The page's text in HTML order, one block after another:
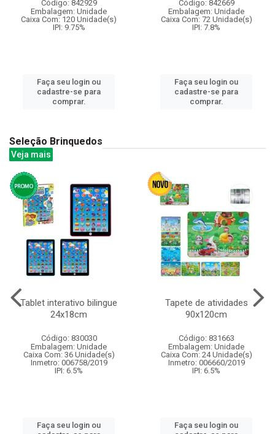
Código: 842929
Embalagem: Unidade
Caixa Com: 120 Unidade(s)
IPI: 9.75%
Faça seu login ou
cadastre-se para
comprar.
Código: 842669
Embalagem: Unidade
Caixa Com: 72 Unidade(s)
IPI: 7.8%
Faça seu login ou
cadastre-se para
comprar.
Seleção Brinquedos
Veja mais
Tablet interativo bilingue
24x18cm
Código: 830030
Embalagem: Unidade
Caixa Com: 36 Unidade(s)
Inmetro: 006758/2019
IPI: 6.5%
Faça seu login ou
Tapete de atividades
90x120cm
Código: 831663
Embalagem: Unidade
Caixa Com: 24 Unidade(s)
Inmetro: 006660/2019
IPI: 6.5%
Faça seu login ou